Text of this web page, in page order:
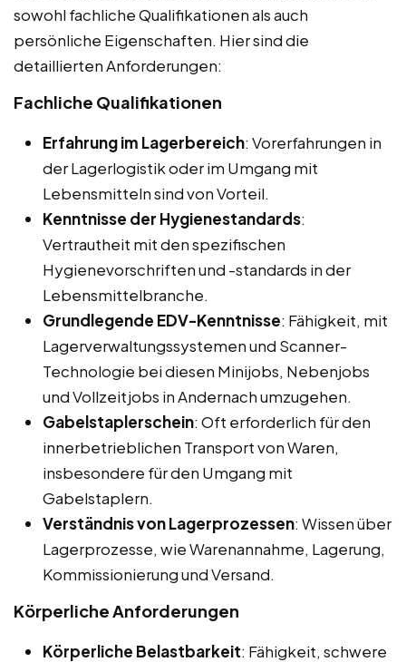
sowohl fachliche Qualifikationen als auch
persönliche Eigenschaften. Hier sind die
detaillierten Anforderungen:
Fachliche Qualifikationen
Erfahrung im Lagerbereich: Vorerfahrungen in
der Lagerlogistik oder im Umgang mit
Lebensmitteln sind von Vorteil.
Kenntnisse der Hygienestandards:
Vertrautheit mit den spezifischen
Hygienevorschriften und -standards in der
Lebensmittelbranche.
Grundlegende EDV-Kenntnisse: Fähigkeit, mit
Lagerverwaltungssystemen und Scanner-
Technologie bei diesen Minijobs, Nebenjobs
und Vollzeitjobs in Andernach umzugehen.
Gabelstaplerschein: Oft erforderlich für den
innerbetrieblichen Transport von Waren,
insbesondere für den Umgang mit
Gabelstaplern.
Verständnis von Lagerprozessen: Wissen über
Lagerprozesse, wie Warenannahme, Lagerung,
Kommissionierung und Versand.
Körperliche Anforderungen
Körperliche Belastbarkeit: Fähigkeit, schwere